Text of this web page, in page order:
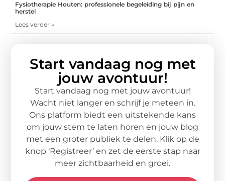
Fysiotherapie Houten: professionele begeleiding bij pijn en
herstel
Lees verder »
Start vandaag nog met
jouw avontuur!
Start vandaag nog met jouw avontuur!
Wacht niet langer en schrijf je meteen in.
Ons platform biedt een uitstekende kans
om jouw stem te laten horen en jouw blog
met een groter publiek te delen. Klik op de
knop ‘Registreer’ en zet de eerste stap naar
meer zichtbaarheid en groei.